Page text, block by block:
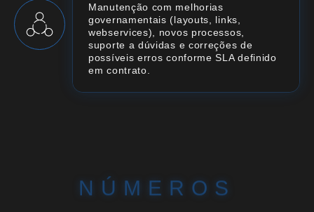
Manutenção com melhorias
governamentais (layouts, links,
webservices), novos processos,
suporte a dúvidas e correções de
possíveis erros conforme SLA definido
em contrato.
NÚMEROS